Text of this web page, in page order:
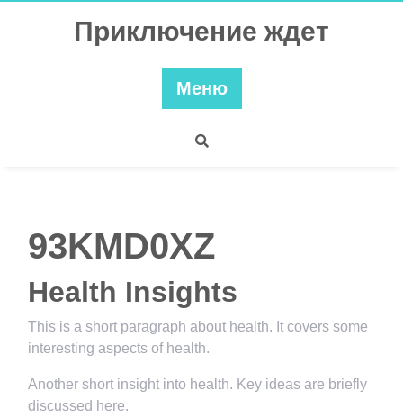
Приключение ждет
Меню
93KMD0XZ
Health Insights
This is a short paragraph about health. It covers some
interesting aspects of health.
Another short insight into health. Key ideas are briefly
discussed here.